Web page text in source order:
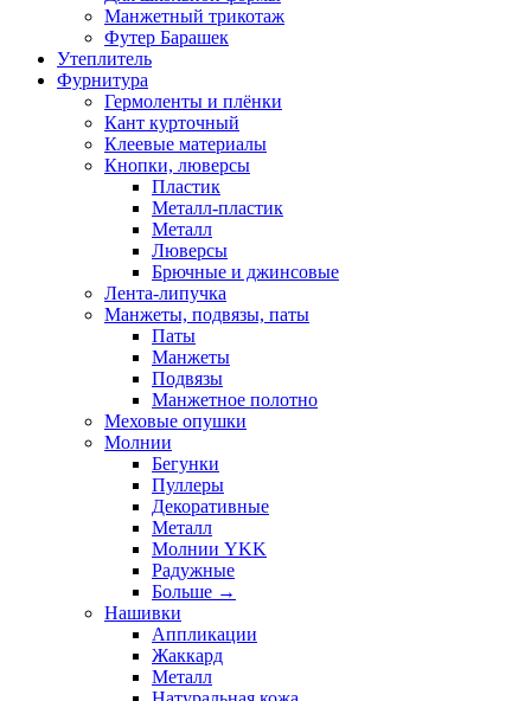
Манжетный трикотаж
Футер Барашек
Утеплитель
Фурнитура
Гермоленты и плёнки
Кант курточный
Клеевые материалы
Кнопки, люверсы
Пластик
Металл-пластик
Металл
Люверсы
Брючные и джинсовые
Лента-липучка
Манжеты, подвязы, паты
Паты
Манжеты
Подвязы
Манжетное полотно
Меховые опушки
Молнии
Бегунки
Пуллеры
Декоративные
Металл
Молнии YKK
Радужные
Больше →
Нашивки
Аппликации
Жаккард
Металл